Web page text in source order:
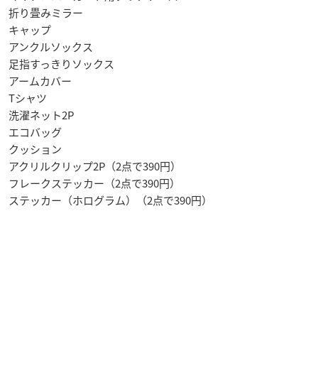
折り畳みミラー
キャップ
アンクルソックス
足指すっきりソックス
アームカバー
Tシャツ
洗濯ネット2P
エコバッグ
クッション
アクリルクリップ2P（2点で390円）
フレークステッカー（2点で390円）
ステッカー（ホログラム）（2点で390円）